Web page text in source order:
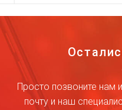
Просто позвоните нам
почту и наш